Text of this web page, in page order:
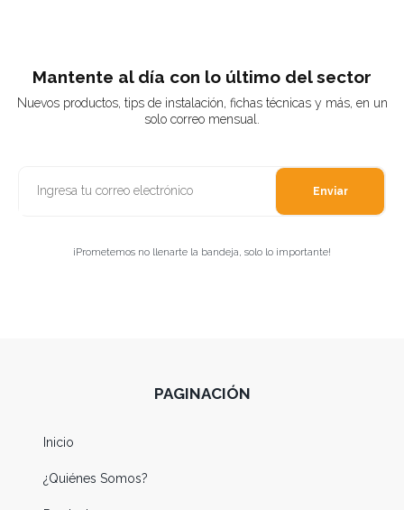
Mantente al día con lo último del sector
Nuevos productos, tips de instalación, fichas técnicas y más, en un
solo correo mensual.
Enviar
¡Prometemos no llenarte la bandeja, solo lo importante!
PAGINACIÓN
Inicio
¿Quiénes Somos?